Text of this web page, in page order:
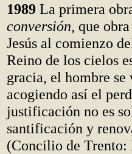
1989 La primera
conversión, que
Jesús al comienzo
Reino de los cielos
gracia, el hombre se
acogiendo así el
justificación no es
santificación y
(Concilio de Trento: